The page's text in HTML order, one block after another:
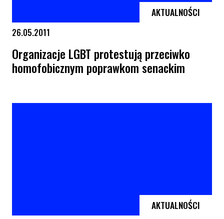
AKTUALNOŚCI
26.05.2011
Organizacje LGBT protestują przeciwko
homofobicznym poprawkom senackim
AKTUALNOŚCI